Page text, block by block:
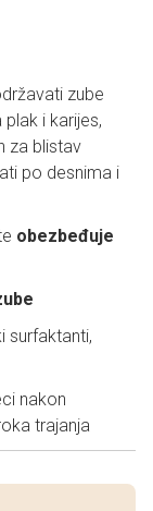
zube
i karijes,
za blistav
po desnima i
obezbeđuje
surfaktanti,
nakon
trajanja